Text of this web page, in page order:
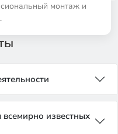
монтаж и
известных